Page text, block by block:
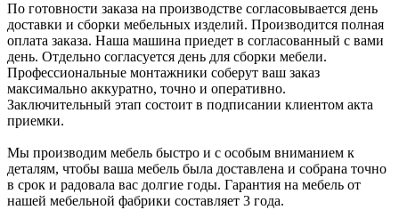
По готовности заказа на производстве согласовывается день
доставки и сборки мебельных изделий. Производится полная
оплата заказа. Наша машина приедет в согласованный с вами
день. Отдельно согласуется день для сборки мебели.
Профессиональные монтажники соберут ваш заказ
максимально аккуратно, точно и оперативно.
Заключительный этап состоит в подписании клиентом акта
приемки.
Мы производим мебель быстро и с особым вниманием к
деталям, чтобы ваша мебель была доставлена и собрана точно
в срок и радовала вас долгие годы. Гарантия на мебель от
нашей мебельной фабрики составляет 3 года.